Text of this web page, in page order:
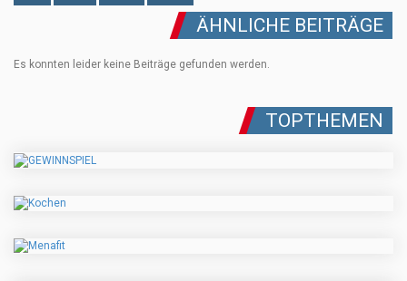
ÄHNLICHE BEITRÄGE
Es konnten leider keine Beiträge gefunden werden.
TOPTHEMEN